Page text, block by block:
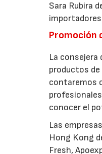
Sara Rubira
Promoción
La consejera
productos de
contaremos
conocer el
Las
Hong Kong
Fresh,